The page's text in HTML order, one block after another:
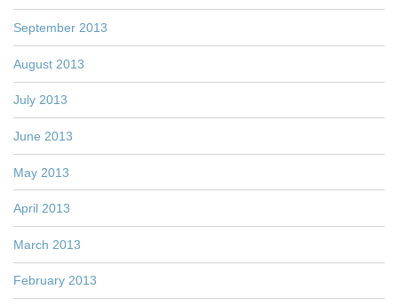
September 2013
August 2013
July 2013
June 2013
May 2013
April 2013
March 2013
February 2013